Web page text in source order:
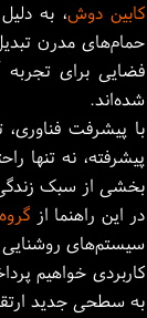
کابین دوش، به
حمام‌های مدرن
فضایی برای
شده‌اند.
با پیشرفت
پیشرفته، نه تنها
بخشی از سبک
در این راهنما از
سیستم‌های روشنایی
کاربردی خواهیم
به سطحی جدید